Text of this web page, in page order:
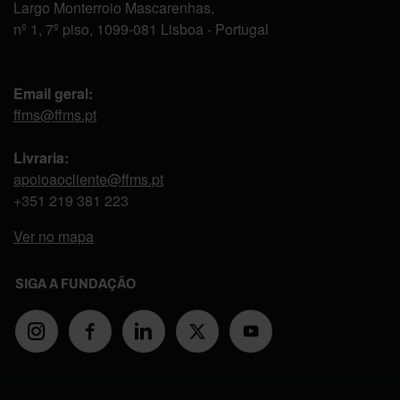
Largo Monterroio Mascarenhas,
nº 1, 7º piso, 1099-081 Lisboa - Portugal
Email geral:
ffms@ffms.pt
Livraria:
apoioaocliente@ffms.pt
+351 219 381 223
Ver no mapa
SIGA A FUNDAÇÃO